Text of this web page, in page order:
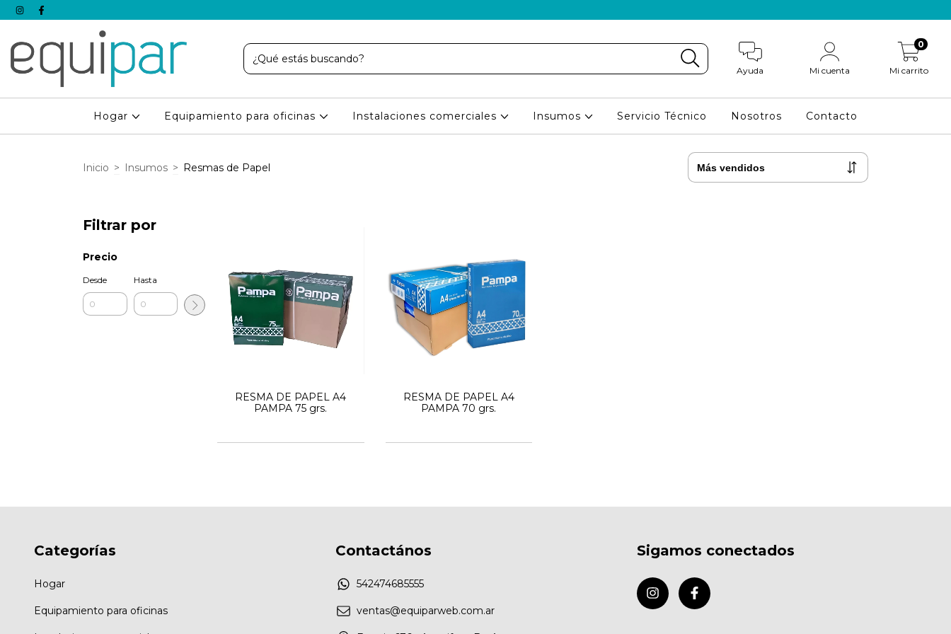
Ayuda Mi cuenta Mi carrito
0
Hogar Equipamiento para oficinas Instalaciones comerciales Insumos Servicio Técnico Nosotros Contacto
Inicio > Insumos > Resmas de Papel
Filtrar por
Precio
Desde Hasta
RESMA DE PAPEL A4
PAMPA 75 grs.
RESMA DE PAPEL A4
PAMPA 70 grs.
Categorías
Hogar
Equipamiento para oficinas
Contactános
542474685555
ventas@equiparweb.com.ar
Sigamos conectados